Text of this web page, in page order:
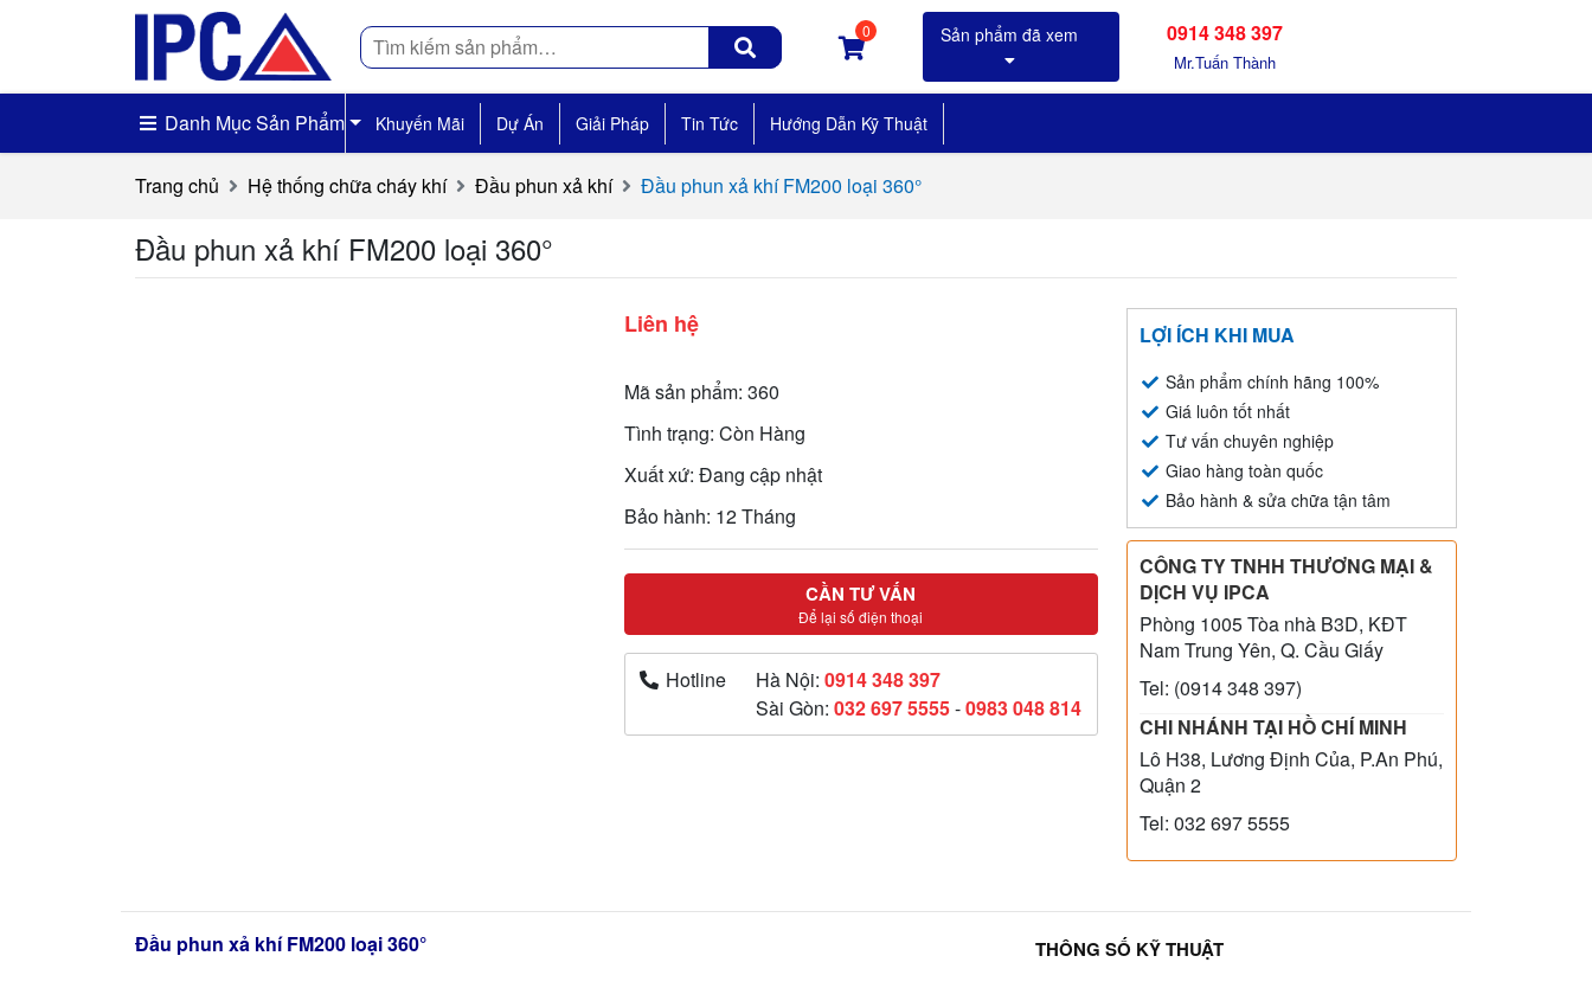
Tìm
kiếm
0 0914 348 397
Mr.Tuấn Thành
Danh Mục Sản Phẩm Khuyến Mãi Dự Án Giải Pháp Tin Tức Hướng Dẫn Kỹ Thuật
Trang chủ Hệ thống chữa cháy khí Đầu phun xả khí Đầu phun xả khí FM200 loại 360°
Đầu phun xả khí FM200 loại 360°
Liên hệ
Mã sản phẩm: 360
Tình trạng: Còn Hàng
Xuất xứ: Đang cập nhật
Bảo hành: 12 Tháng
CẦN TƯ VẤN
Để lại số điện thoại
Hotline Hà Nội:0914 348 397
Sài Gòn:032 697 5555-0983 048 814
LỢI ÍCH KHI MUA
Sản phẩm chính hãng 100%
Giá luôn tốt nhất
Tư vấn chuyên nghiệp
Giao hàng toàn quốc
Bảo hành & sửa chữa tận tâm
CÔNG TY TNHH THƯƠNG MẠI &
DỊCH VỤ IPCA
Phòng 1005 Tòa nhà B3D, KĐT
Nam Trung Yên, Q. Cầu Giấy
Tel: (0914 348 397)
CHI NHÁNH TẠI HỒ CHÍ MINH
Lô H38, Lương Định Của, P.An Phú,
Quận 2
Tel: 032 697 5555
Đầu phun xả khí FM200 loại 360° THÔNG SỐ KỸ THUẬT